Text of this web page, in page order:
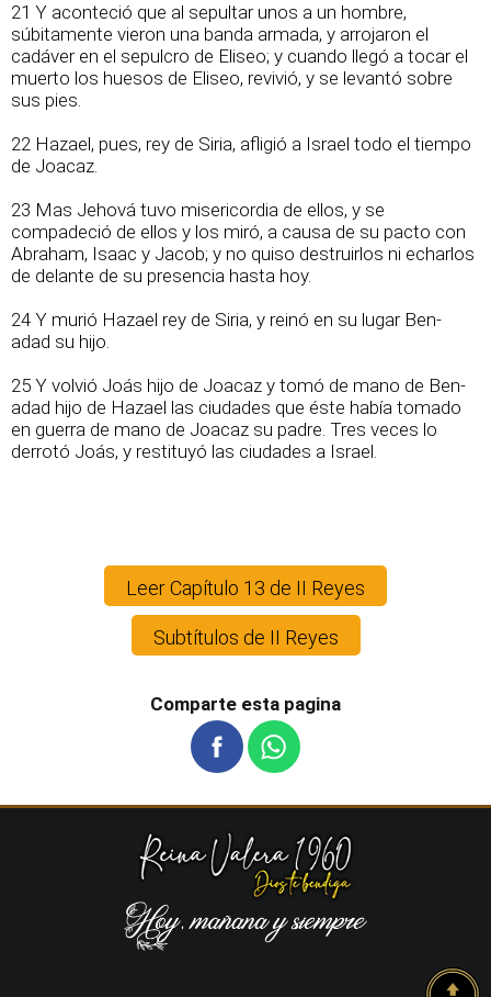
21 Y aconteció que al sepultar unos a un hombre,
súbitamente vieron una banda armada, y arrojaron el
cadáver en el sepulcro de Eliseo; y cuando llegó a tocar el
muerto los huesos de Eliseo, revivió, y se levantó sobre
sus pies.
22 Hazael, pues, rey de Siria, afligió a Israel todo el tiempo
de Joacaz.
23 Mas Jehová tuvo misericordia de ellos, y se
compadeció de ellos y los miró, a causa de su pacto con
Abraham, Isaac y Jacob; y no quiso destruirlos ni echarlos
de delante de su presencia hasta hoy.
24 Y murió Hazael rey de Siria, y reinó en su lugar Ben-
adad su hijo.
25 Y volvió Joás hijo de Joacaz y tomó de mano de Ben-
adad hijo de Hazael las ciudades que éste había tomado
en guerra de mano de Joacaz su padre. Tres veces lo
derrotó Joás, y restituyó las ciudades a Israel.
Leer Capítulo 13 de II Reyes
Subtítulos de II Reyes
Comparte esta pagina